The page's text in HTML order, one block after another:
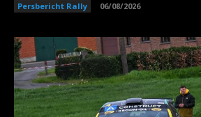
Persbericht Rally 06/08/2026